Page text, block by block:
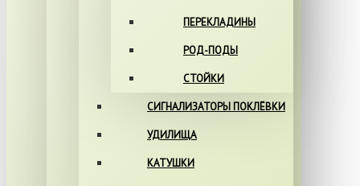
ПЕРЕКЛАДИНЫ
РОД-ПОДЫ
СТОЙКИ
СИГНАЛИЗАТОРЫ ПОКЛЁВКИ
УДИЛИЩА
КАТУШКИ